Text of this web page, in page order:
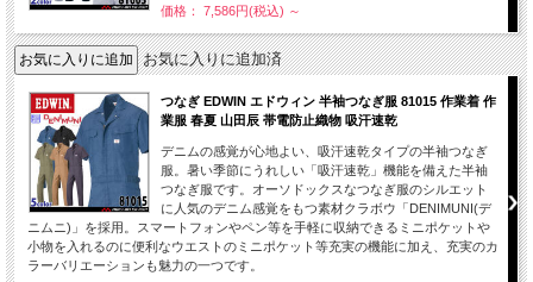
価格： 7,586円(税込) ～
お気に入りに追加済
つなぎ EDWIN エドウィン 半袖つなぎ服 81015 作業着 作
業服 春夏 山田辰 帯電防止織物 吸汗速乾
デニムの感覚が心地よい、吸汗速乾タイプの半袖つなぎ
服。暑い季節にうれしい「吸汗速乾」機能を備えた半袖
つなぎ服です。オーソドックスなつなぎ服のシルエット
に人気のデニム感覚をもつ素材クラボウ「DENIMUNI(デ
ニムニ)」を採用。スマートフォンやペン等を手軽に収納できるミニポケットや
小物を入れるのに便利なウエストのミニポケット等充実の機能に加え、充実のカ
ラーバリエーションも魅力の一つです。